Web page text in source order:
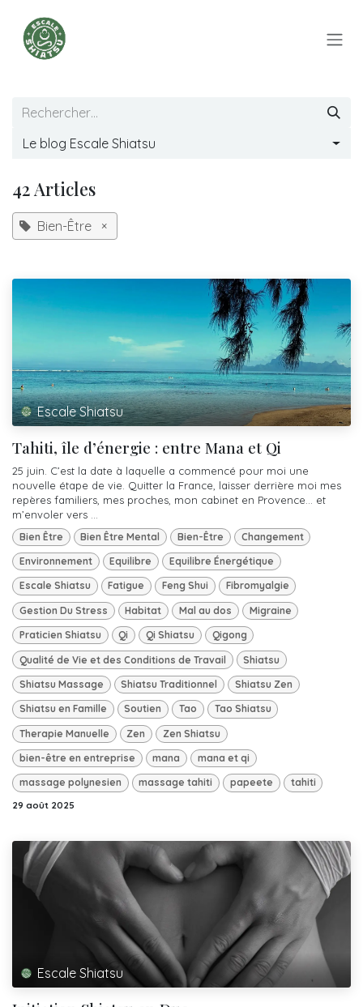
Le blog Escale Shiatsu
42 Articles
Bien-Être ×
Escale Shiatsu
Tahiti, île d’énergie : entre Mana et Qi
25 juin. C’est la date à laquelle a commencé pour moi une
nouvelle étape de vie. Quitter la France, laisser derrière moi mes
repères familiers, mes proches, mon cabinet en Provence… et
m’envoler vers ...
Bien Être Bien Être Mental Bien-Être Changement
Environnement Equilibre Equilibre Énergétique
Escale Shiatsu Fatigue Feng Shui Fibromyalgie
Gestion Du Stress Habitat Mal au dos Migraine
Praticien Shiatsu Qi Qi Shiatsu Qigong
Qualité de Vie et des Conditions de Travail Shiatsu
Shiatsu Massage Shiatsu Traditionnel Shiatsu Zen
Shiatsu en Famille Soutien Tao Tao Shiatsu
Therapie Manuelle Zen Zen Shiatsu
bien-être en entreprise mana mana et qi
massage polynesien massage tahiti papeete tahiti
29 août 2025
Escale Shiatsu